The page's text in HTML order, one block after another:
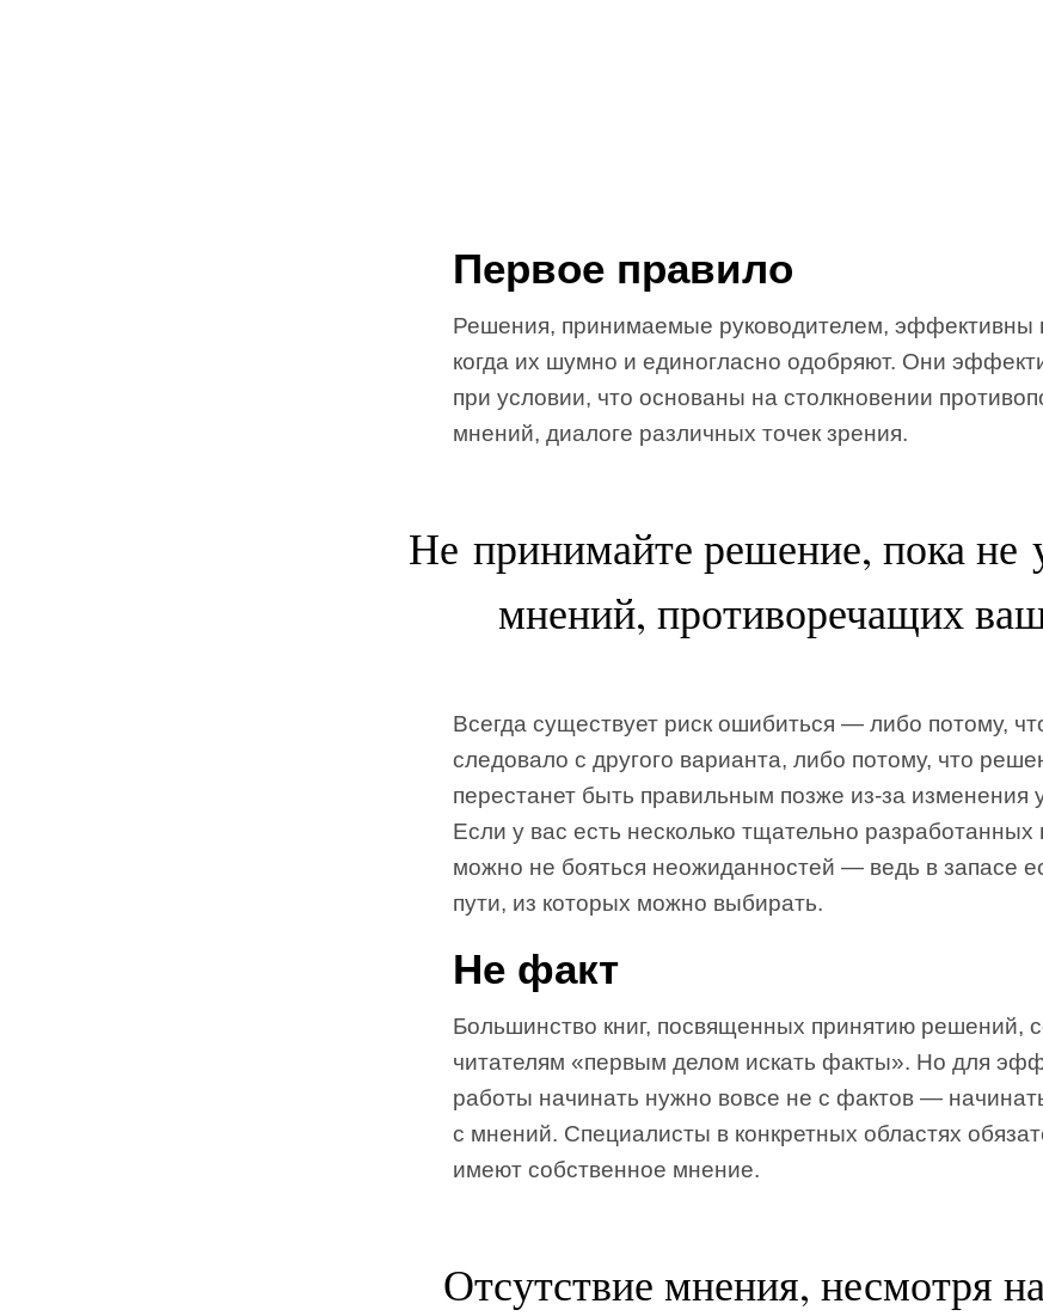
Первое правило
Решения, принимаемые руководителем, эффективны
когда их шумно и единогласно одобряют. Они
при условии, что основаны на столкновении
мнений, диалоге различных точек зрения.
Не принимайте решение, пока не
мнений, противоречащих
Всегда существует риск ошибиться — либо потому,
следовало с другого варианта, либо потому, что
перестанет быть правильным позже из-за изменения
Если у вас есть несколько тщательно разработанных
можно не бояться неожиданностей — ведь в запасе
пути, из которых можно выбирать.
Не факт
Большинство книг, посвященных принятию решений,
читателям «первым делом искать факты». Но для
работы начинать нужно вовсе не с фактов —
с мнений. Специалисты в конкретных областях
имеют собственное мнение.
Отсутствие мнения, несмотря